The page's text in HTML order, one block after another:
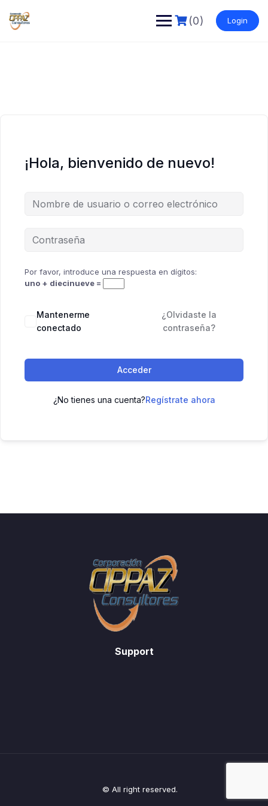
contenido
(0) Login
¡Hola, bienvenido de nuevo!
Por favor, introduce una respuesta en dígitos:
uno + diecinueve =
Mantenerme
conectado
¿Olvidaste la
contraseña?
Acceder
¿No tienes una cuenta?Regístrate ahora
Support
© All right reserved.